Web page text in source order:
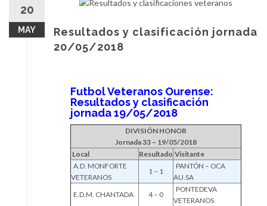
contenido
20
MAY
Resultados y clasificación jornada
20/05/2018
Futbol Veteranos Ourense:
Resultados y clasificación
jornada 19/05/2018
DIVISIÓN HONOR
Jornada 33 – 19/05/2018
Local
Resultado Visitante
A.D. MONFORTE
VETERANOS
1 – 1
PANTÓN – OCA
AU.SA
E.D.M. CHANTADA
4 – 0
PONTEDEVA
VETERANOS